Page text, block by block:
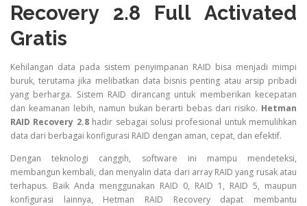
Recovery 2.8 Full Activated
Gratis
Kehilangan data pada sistem penyimpanan RAID bisa menjadi mimpi
buruk, terutama jika melibatkan data bisnis penting atau arsip pribadi
yang berharga. Sistem RAID dirancang untuk memberikan kecepatan
dan keamanan lebih, namun bukan berarti bebas dari risiko. Hetman
RAID Recovery 2.8hadir sebagai solusi profesional untuk memulihkan
data dari berbagai konfigurasi RAID dengan aman, cepat, dan efektif.
Dengan teknologi canggih, software ini mampu mendeteksi,
membangun kembali, dan menyalin data dari array RAID yang rusak atau
terhapus. Baik Anda menggunakan RAID 0, RAID 1, RAID 5, maupun
konfigurasi lainnya, Hetman RAID Recovery dapat membantu